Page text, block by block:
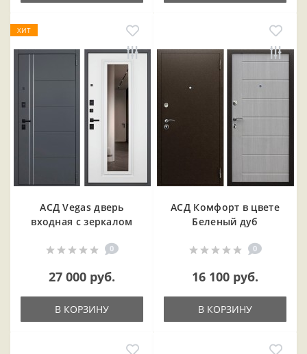
ХИТ
АСД Vegas дверь
входная с зеркалом
0
27 000 руб.
В КОРЗИНУ
АСД Комфорт в цвете
Беленый дуб
0
16 100 руб.
В КОРЗИНУ